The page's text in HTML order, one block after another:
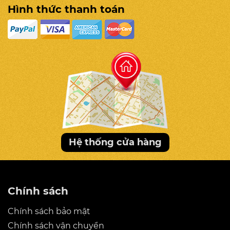
Hình thức thanh toán
Hệ thống cửa hàng
Chính sách
Chính sách bảo mật
Chính sách vận chuyển